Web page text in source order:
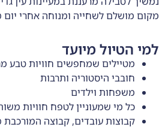
ומנוחה אחרי יום מאתגר בטבע.
מיועד
שמחפשים חוויות טבע מרהיבות
ותרבות
וילדים
לטפח חוויות משותפות
עובדים, קבוצה המורכבת מאנשים